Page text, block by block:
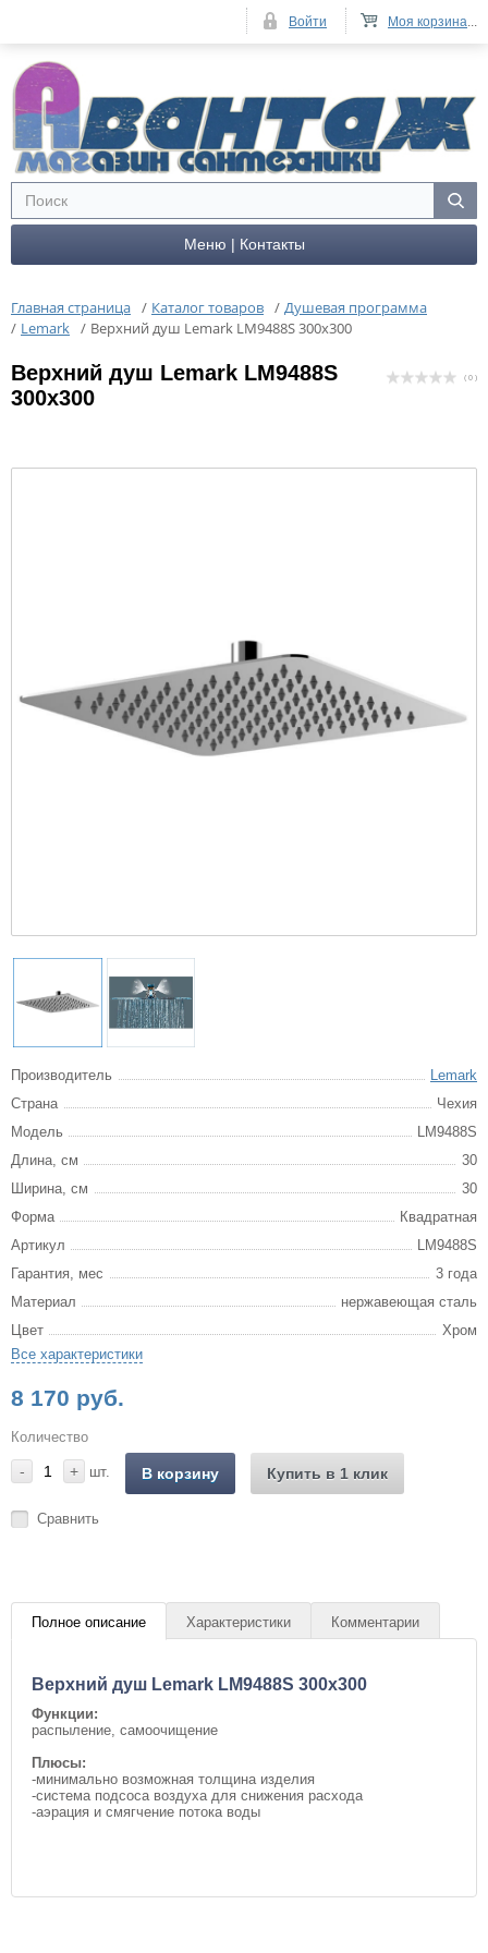
Меню | Контакты
Главная страница / Каталог товаров / Душевая программа
/ Lemark / Верхний душ Lemark LM9488S 300x300
Верхний душ Lemark LM9488S
300x300
( 0 )
Производитель
Lemark
Страна
Чехия
Модель
LM9488S
Длина, см
30
Ширина, см
30
Форма
Квадратная
Артикул
LM9488S
Гарантия, мес
3 года
Материал
нержавеющая сталь
Цвет
Хром
Все характеристики
8 170 руб.
Количество
- + шт. В корзину Купить в 1 клик
Сравнить
Полное описание Характеристики Комментарии
Верхний душ Lemark LM9488S 300x300
Функции:
распыление, самоочищение
Плюсы:
-минимально возможная толщина изделия
-система подсоса воздуха для снижения расхода
-аэрация и смягчение потока воды
Моя корзина...
Войти